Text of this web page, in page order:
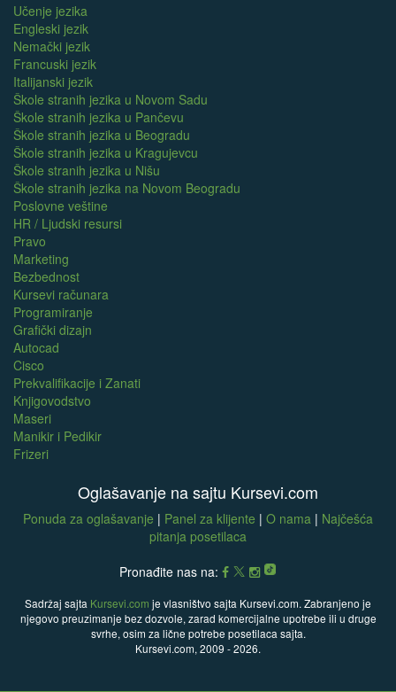
Učenje jezika
Engleski jezik
Nemački jezik
Francuski jezik
Italijanski jezik
Škole stranih jezika u Novom Sadu
Škole stranih jezika u Pančevu
Škole stranih jezika u Beogradu
Škole stranih jezika u Kragujevcu
Škole stranih jezika u Nišu
Škole stranih jezika na Novom Beogradu
Poslovne veštine
HR / Ljudski resursi
Pravo
Marketing
Bezbednost
Kursevi računara
Programiranje
Grafički dizajn
Autocad
Cisco
Prekvalifikacije i Zanati
Knjigovodstvo
Maseri
Manikir i Pedikir
Frizeri
Oglašavanje na sajtu Kursevi.com
Ponuda za oglašavanje | Panel za klijente | O nama | Najčešća
pitanja posetilaca
Pronađite nas na:
Sadržaj sajta Kursevi.com je vlasništvo sajta Kursevi.com. Zabranjeno je
njegovo preuzimanje bez dozvole, zarad komercijalne upotrebe ili u druge
svrhe, osim za lične potrebe posetilaca sajta.
Kursevi.com, 2009 - 2026.